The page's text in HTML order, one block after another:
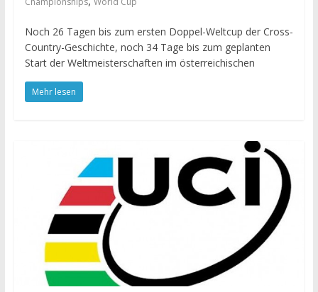
Noch 26 Tagen bis zum ersten Doppel-Weltcup der Cross-
Country-Geschichte, noch 34 Tage bis zum geplanten
Start der Weltmeisterschaften im österreichischen
Mehr lesen